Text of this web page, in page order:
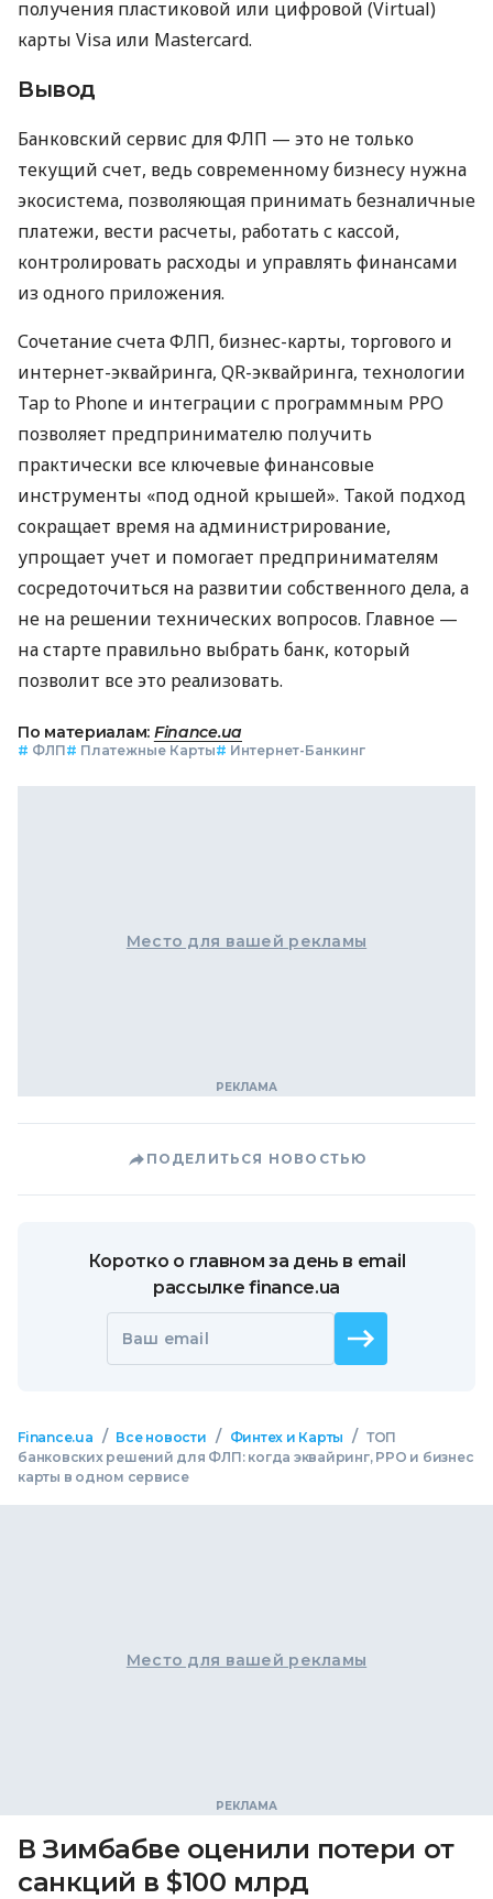
получения пластиковой или цифровой (Virtual)
карты Visa или Mastercard.
Вывод
Банковский сервис для ФЛП — это не только
текущий счет, ведь современному бизнесу нужна
экосистема, позволяющая принимать безналичные
платежи, вести расчеты, работать с кассой,
контролировать расходы и управлять финансами
из одного приложения.
Сочетание счета ФЛП, бизнес-карты, торгового и
интернет-эквайринга, QR-эквайринга, технологии
Tap to Phone и интеграции с программным РРО
позволяет предпринимателю получить
практически все ключевые финансовые
инструменты «под одной крышей». Такой подход
сокращает время на администрирование,
упрощает учет и помогает предпринимателям
сосредоточиться на развитии собственного дела, а
не на решении технических вопросов. Главное —
на старте правильно выбрать банк, который
позволит все это реализовать.
По материалам: Finance.ua
# ФЛП# Платежные Карты# Интернет-Банкинг
Место для вашей рекламы
ПОДЕЛИТЬСЯ НОВОСТЬЮ
Коротко о главном за день в email
рассылке finance.ua
Ваш email
Finance.ua / Все новости / Финтех и Карты / ТОП
банковских решений для ФЛП: когда эквайринг, РРО и бизнес
карты в одном сервисе
Место для вашей рекламы
В Зимбабве оценили потери от
санкций в $100 млрд